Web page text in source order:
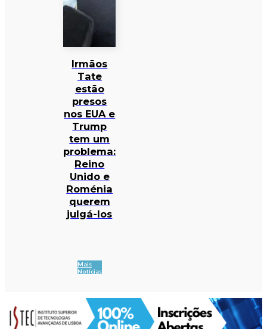
Irmãos
Tate
estão
presos
nos EUA e
Trump
tem um
problema:
Reino
Unido e
Roménia
querem
julgá-los
Mais
Notícias